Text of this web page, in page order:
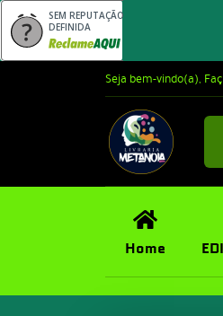
SEM REPUTAÇÃO
DEFINIDA
Seja bem-vindo(a),
Home